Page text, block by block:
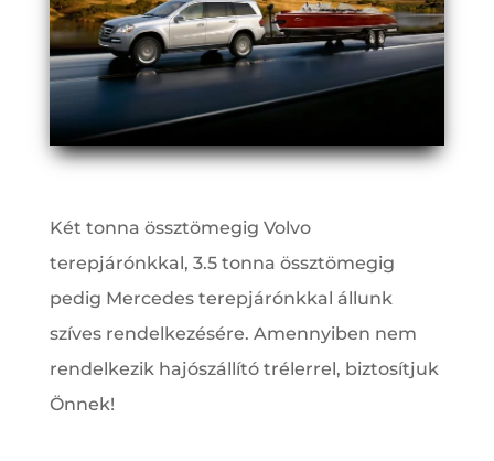
Két tonna össztömegig Volvo
terepjárónkkal, 3.5 tonna össztömegig
pedig Mercedes terepjárónkkal állunk
szíves rendelkezésére. Amennyiben nem
rendelkezik hajószállító trélerrel, biztosítjuk
Önnek!